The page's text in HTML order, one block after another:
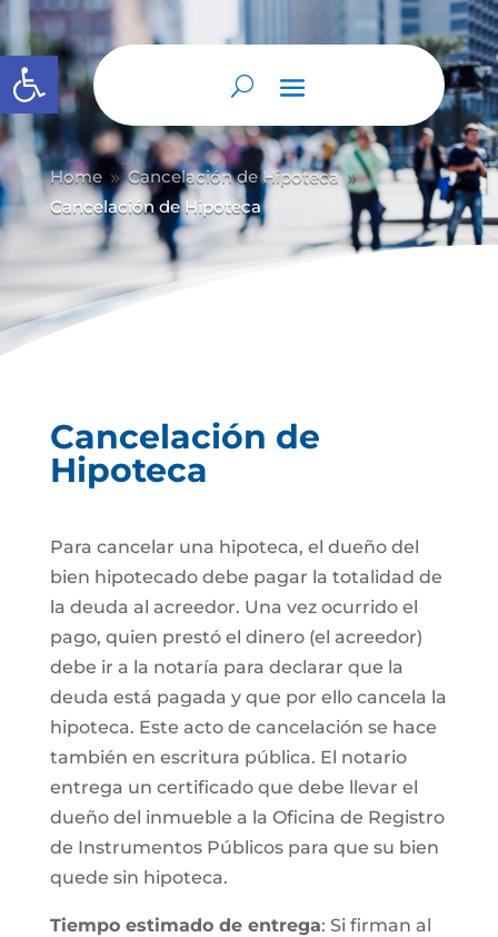
Abrir barra de herramientas
Home 9 Cancelación de Hipoteca 9
Cancelación de Hipoteca
Cancelación de
Hipoteca
Para cancelar una hipoteca, el dueño del
bien hipotecado debe pagar la totalidad de
la deuda al acreedor. Una vez ocurrido el
pago, quien prestó el dinero (el acreedor)
debe ir a la notaría para declarar que la
deuda está pagada y que por ello cancela la
hipoteca. Este acto de cancelación se hace
también en escritura pública. El notario
entrega un certificado que debe llevar el
dueño del inmueble a la Oficina de Registro
de Instrumentos Públicos para que su bien
quede sin hipoteca.
Tiempo estimado de entrega: Si firman al